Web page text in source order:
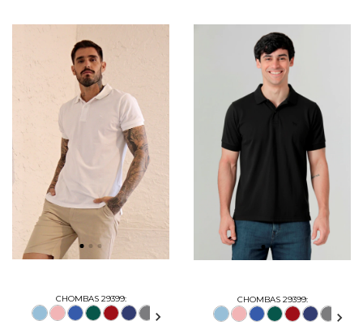
CHOMBAS 29399: CHOMBAS 29399: